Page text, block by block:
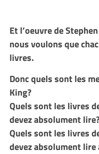
Et l’oeuvre de
nous voulons que
livres.
Donc quels sont les
King?
Quels sont les livres
devez absolument
Quels sont les livres
devez absolument